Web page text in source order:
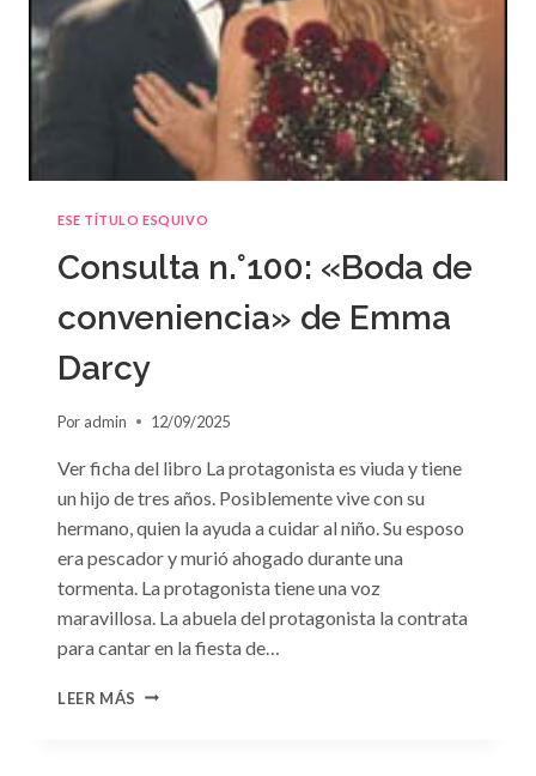
ESE TÍTULO ESQUIVO
Consulta n.°100: «Boda de
conveniencia» de Emma
Darcy
Por admin 12/09/2025
Ver ficha del libro La protagonista es viuda y tiene
un hijo de tres años. Posiblemente vive con su
hermano, quien la ayuda a cuidar al niño. Su esposo
era pescador y murió ahogado durante una
tormenta. La protagonista tiene una voz
maravillosa. La abuela del protagonista la contrata
para cantar en la fiesta de…
LEER MÁS CONSULTA